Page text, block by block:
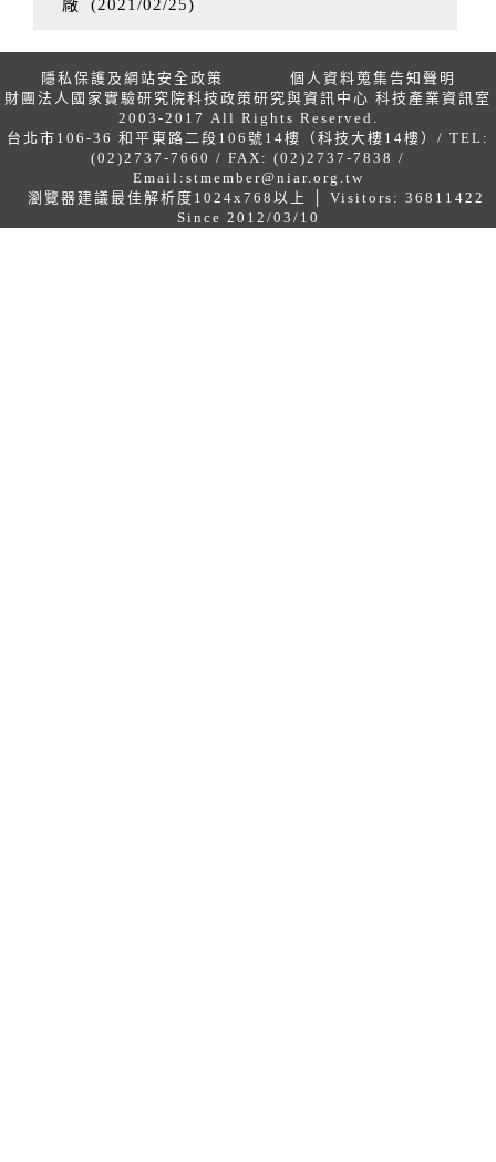
廠 (2021/02/25)
隱私保護及網站安全政策
個人資料蒐集告知聲明
財團法人國家實驗研究院科技政策研究與資訊中心 科技產業資訊室
2003-2017 All Rights Reserved.
台北市106-36 和平東路二段106號14樓（科技大樓14樓）/ TEL:
(02)2737-7660 / FAX: (02)2737-7838 /
Email: stmember@niar.org.tw
瀏覽器建議最佳解析度1024x768以上 │ Visitors: 36811422
Since 2012/03/10